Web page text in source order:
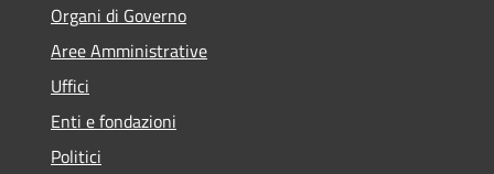
Organi di Governo
Aree Amministrative
Uffici
Enti e fondazioni
Politici